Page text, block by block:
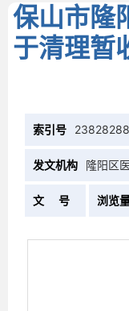
保山市隆
于清理暂
索引号
发文机构 隆阳区
文 号 浏览